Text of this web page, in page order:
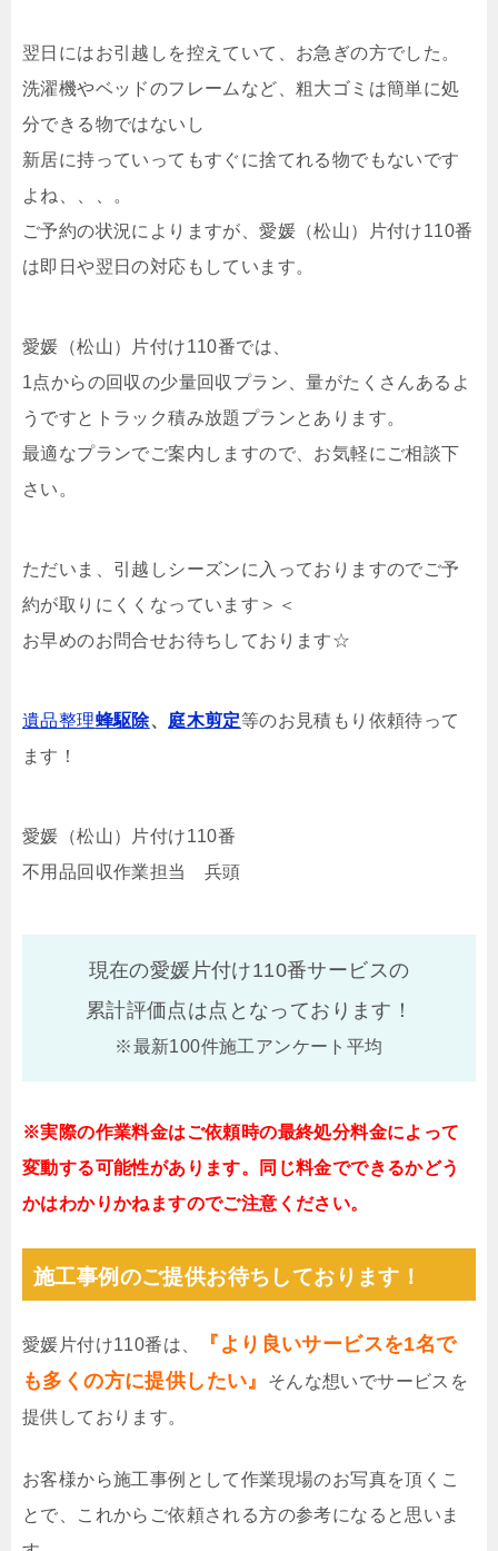
翌日にはお引越しを控えていて、お急ぎの方でした。
洗濯機やベッドのフレームなど、粗大ゴミは簡単に処
分できる物ではないし
新居に持っていってもすぐに捨てれる物でもないです
よね、、、。
ご予約の状況によりますが、愛媛（松山）片付け110番
は即日や翌日の対応もしています。
愛媛（松山）片付け110番では、
1点からの回収の少量回収プラン、量がたくさんあるよ
うですとトラック積み放題プランとあります。
最適なプランでご案内しますので、お気軽にご相談下
さい。
ただいま、引越しシーズンに入っておりますのでご予
約が取りにくくなっています＞＜
お早めのお問合せお待ちしております☆
遺品整理蜂駆除、 庭木剪定等のお見積もり依頼待って
ます！
愛媛（松山）片付け110番
不用品回収作業担当 兵頭
現在の愛媛片付け110番サービスの
累計評価点は点となっております！
※最新100件施工アンケート平均
※実際の作業料金はご依頼時の最終処分料金によって
変動する可能性があります。同じ料金でできるかどう
かはわかりかねますのでご注意ください。
施工事例のご提供お待ちしております！
愛媛片付け110番は、
『より良いサービスを1名で
も多くの方に提供したい』
そんな想いでサービスを
提供しております。
お客様から施工事例として作業現場のお写真を頂くこ
とで、これからご依頼される方の参考になると思いま